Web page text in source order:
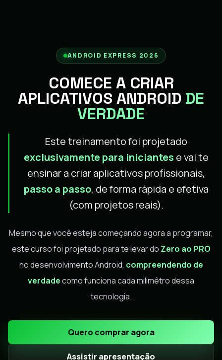
ANDROID EXPRESS 2026
COMECE A CRIAR
APLICATIVOS ANDROID DE
VERDADE
Este treinamento foi projetado
exclusivamente para iniciantes e vai te
ensinar a criar aplicativos profissionais,
passo a passo, de forma rápida e efetiva
(com projetos reais).
Mesmo que você esteja começando agora a programar,
este curso foi projetado para te levar do Zero ao PRO
no desenvolvimento Android, compreendendo de
verdadecomo funciona cada milimêtro dessa
tecnologia.
Quero comprar agora
Assistir apresentação